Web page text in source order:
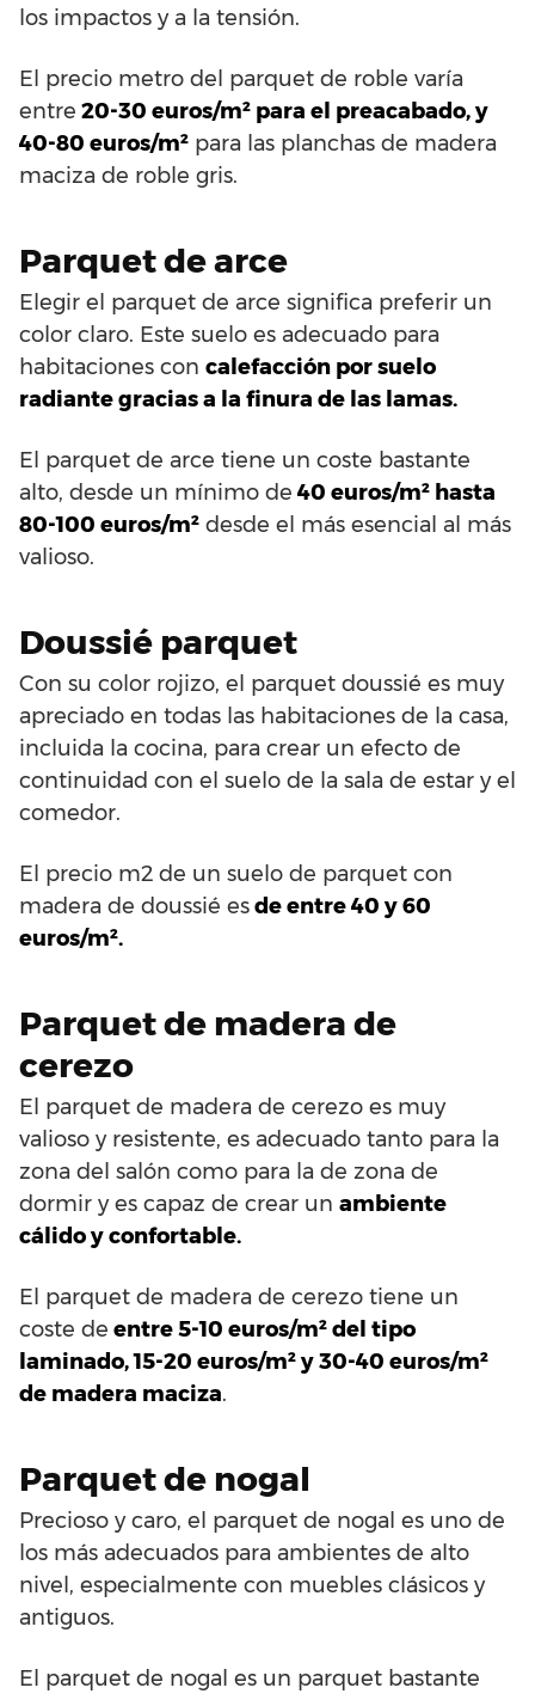
los impactos y a la tensión.
El precio metro del parquet de roble varía
entre 20-30 euros/m² para el preacabado, y
40-80 euros/m² para las planchas de madera
maciza de roble gris.
Parquet de arce
Elegir el parquet de arce significa preferir un
color claro. Este suelo es adecuado para
habitaciones con calefacción por suelo
radiante gracias a la finura de las lamas.
El parquet de arce tiene un coste bastante
alto, desde un mínimo de 40 euros/m² hasta
80-100 euros/m² desde el más esencial al más
valioso.
Doussié parquet
Con su color rojizo, el parquet doussié es muy
apreciado en todas las habitaciones de la casa,
incluida la cocina, para crear un efecto de
continuidad con el suelo de la sala de estar y el
comedor.
El precio m2 de un suelo de parquet con
madera de doussié esde entre 40 y 60
euros/m².
Parquet de madera de
cerezo
El parquet de madera de cerezo es muy
valioso y resistente, es adecuado tanto para la
zona del salón como para la de zona de
dormir y es capaz de crear un ambiente
cálido y confortable.
El parquet de madera de cerezo tiene un
coste de entre 5-10 euros/m² del tipo
laminado, 15-20 euros/m² y 30-40 euros/m²
de madera maciza.
Parquet de nogal
Precioso y caro, el parquet de nogal es uno de
los más adecuados para ambientes de alto
nivel, especialmente con muebles clásicos y
antiguos.
El parquet de nogal es un parquet bastante